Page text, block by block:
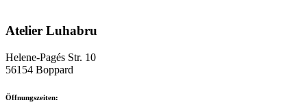
Atelier Luhabru
Helene-Pagés Str. 10
56154 Boppard
Öffnungszeiten: